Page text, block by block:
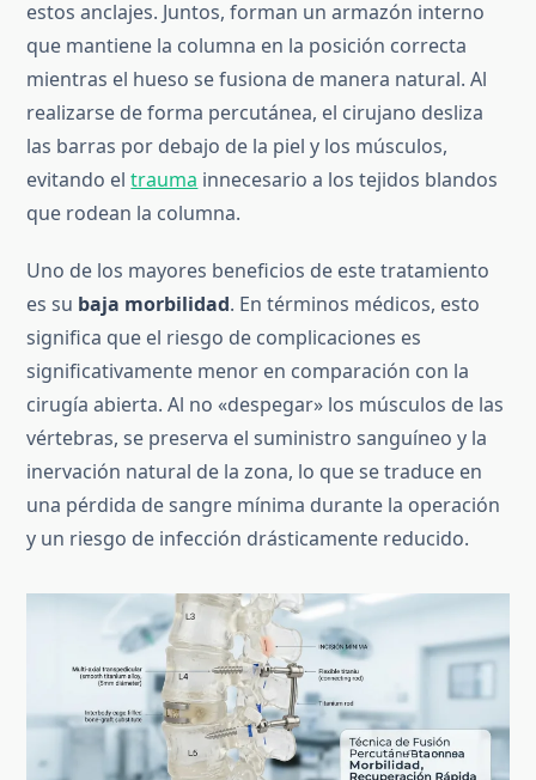
estos anclajes. Juntos, forman un armazón interno
que mantiene la columna en la posición correcta
mientras el hueso se fusiona de manera natural. Al
realizarse de forma percutánea, el cirujano desliza
las barras por debajo de la piel y los músculos,
evitando eltrauma innecesario a los tejidos blandos
que rodean la columna.
Uno de los mayores beneficios de este tratamiento
es su baja morbilidad. En términos médicos, esto
significa que el riesgo de complicaciones es
significativamente menor en comparación con la
cirugía abierta. Al no «despegar» los músculos de las
vértebras, se preserva el suministro sanguíneo y la
inervación natural de la zona, lo que se traduce en
una pérdida de sangre mínima durante la operación
y un riesgo de infección drásticamente reducido.